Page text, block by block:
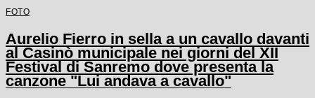
FOTO
Aurelio Fierro in sella a un cavallo davanti
al Casinò municipale nei giorni del XII
Festival di Sanremo dove presenta la
canzone "Lui andava a cavallo"